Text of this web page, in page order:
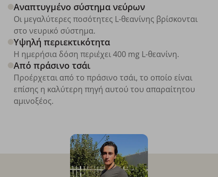
Αναπτυγμένο σύστημα νεύρων
Οι μεγαλύτερες ποσότητες L-θεανίνης βρίσκονται
στο νευρικό σύστημα.
Υψηλή περιεκτικότητα
Η ημερήσια δόση περιέχει 400 mg L-θεανίνη.
Από πράσινο τσάι
Προέρχεται από το πράσινο τσάι, το οποίο είναι
επίσης η καλύτερη πηγή αυτού του απαραίτητου
αμινοξέος.